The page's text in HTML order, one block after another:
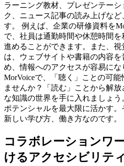
ラーニング教材、プレゼンテー
ク、ニュース記事の読み上げな
す。 例えば、企業の研修資料を
で、社員は通勤時間や休憩時間
進めることができます。また、
は、ウェブサイトや書籍の内容
め、情報へのアクセスが容易に
MorVoiceで、「聴く」ことの可
ませんか？「読む」ことから解
な知識の世界を手に入れましょ
ポテンシャルを最大限に活かす
新しい学び方、働き方なのです。
コラボレーションワ
けるアクセシビリテ